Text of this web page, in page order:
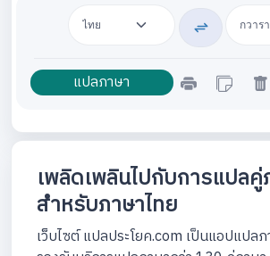
เพลิดเพลินไปกับการแปลคู่
สำหรับภาษาไทย
เว็บไซต์ แปลประโยค.com เป็นแอปแปล